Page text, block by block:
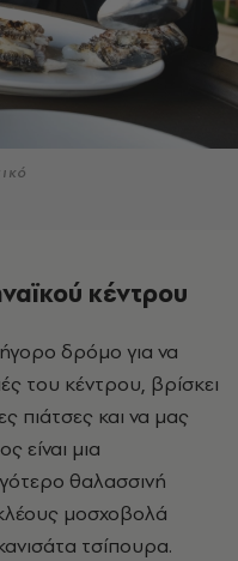
κέντρου
του κέντρου, βρίσκει
πιάτσες και να μας
είναι μια
θαλασσινή
μοσχοβολά
τσίπουρα.